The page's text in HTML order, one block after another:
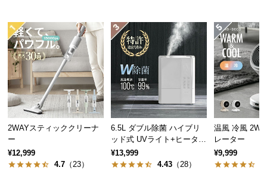
ッ
ク
し
た
ア
イ
テ
ム
2WAYスティッククリーナ
ー
¥12,999
4.7 （23）
6.5L ダブル除菌 ハイブリ
ッド式 UVライト+ヒーター
除菌機能付き
¥13,999
4.43（28）
温風 冷風 2WAY サー
レーター
¥9,999